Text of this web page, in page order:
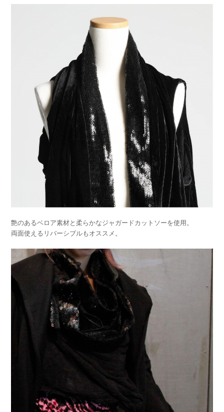
艶のあるベロア素材と柔らかなジャガードカットソーを使用。
両面使えるリバーシブルもオススメ。